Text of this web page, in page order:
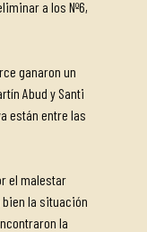
a los Nº6,
ganaron un
Abud y Santi
están entre las
el malestar
bien la situación
la